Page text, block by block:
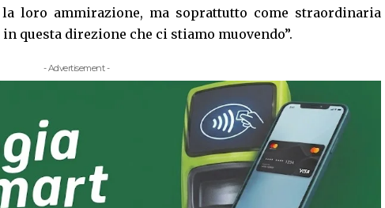
loro ammirazione, ma soprattutto come straordinaria
questa direzione che ci stiamo muovendo”.
- Advertisement -